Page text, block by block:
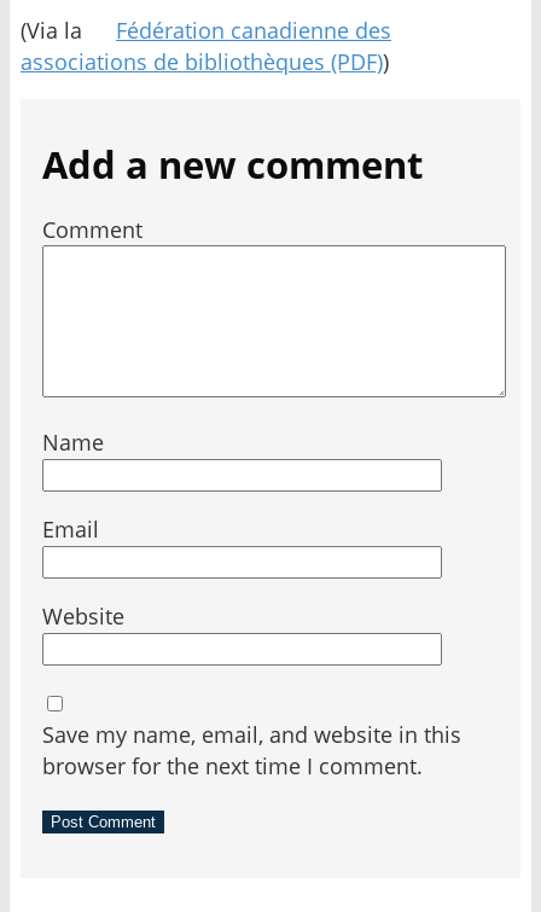
(Via la
Fédération canadienne des
associations de bibliothèques (PDF))
Add a new comment
Comment
Name
Email
Website
Save my name, email, and website in this
browser for the next time I comment.